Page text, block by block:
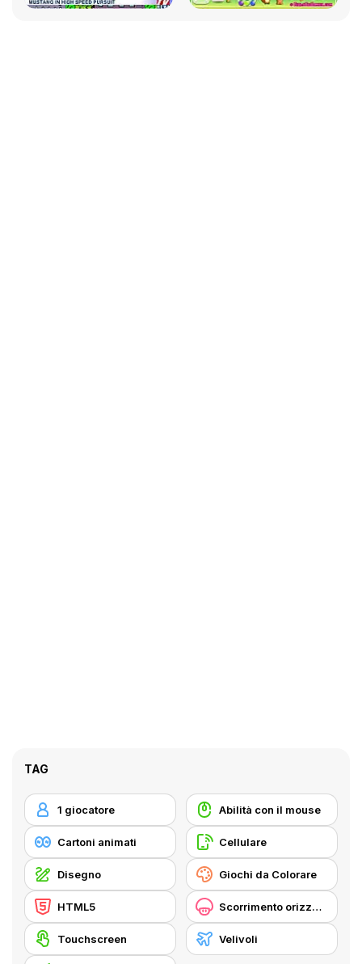
TAG
1 giocatore Abilità con il mouse
Cartoni animati Cellulare
Disegno Giochi da Colorare
HTML5 Scorrimento orizzontale
Touchscreen Velivoli